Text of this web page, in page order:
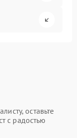
оставьте
с радостью